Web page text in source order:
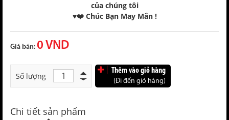
của chúng tôi
♥️❤️ Chúc Bạn May Mắn !
Giá bán: 0 VND
Số lượng
Thêm vào giỏ hàng
(Đi đến giỏ hàng)
Chi tiết sản phẩm